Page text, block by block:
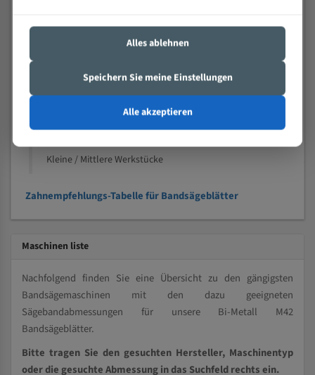
Nichteisenmetalle
Kleine / Mittlere Werkstücke
Zahnempfehlungs-Tabelle für Bandsägeblätter
Maschinen liste
Nachfolgend finden Sie eine Übersicht zu den gängigsten
Bandsägemaschinen mit den dazu geeigneten
Sägebandabmessungen für unsere Bi-Metall M42
Bandsägeblätter.
Bitte tragen Sie den gesuchten Hersteller, Maschinentyp
oder die gesuchte Abmessung in das Suchfeld rechts ein.
Alles ablehnen
Speichern Sie meine Einstellungen
Alle akzeptieren